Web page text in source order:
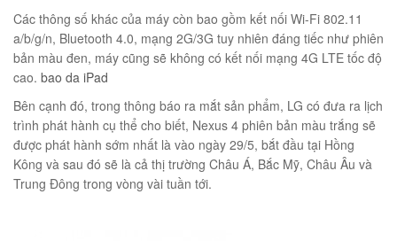
hàn quốc cao cấp
GIỎ
Các thông số khác của máy còn bao gồm kết nối Wi-Fi 802.11
a/b/g/n, Bluetooth 4.0, mạng 2G/3G tuy nhiên đáng tiếc như phiên
bản màu đen, máy cũng sẽ không có kết nối mạng 4G LTE tốc độ
cao. bao da iPad
Bên cạnh đó, trong thông báo ra mắt sản phẩm, LG có đưa ra lịch
trình phát hành cụ thể cho biết, Nexus 4 phiên bản màu trắng sẽ
được phát hành sớm nhất là vào ngày 29/5, bắt đầu tại Hồng
Kông và sau đó sẽ là cả thị trường Châu Á, Bắc Mỹ, Châu Âu và
Trung Đông trong vòng vài tuần tới.